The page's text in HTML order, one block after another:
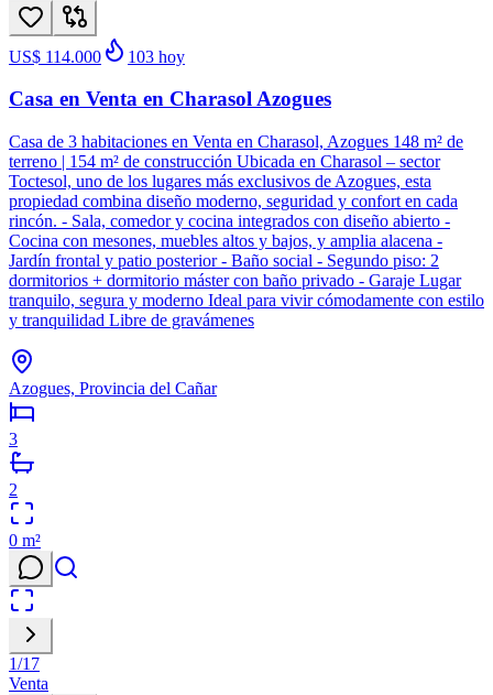
US$ 114.000 103 hoy
Casa en Venta en Charasol Azogues
Casa de 3 habitaciones en Venta en Charasol, Azogues 148 m² de
terreno | 154 m² de construcción Ubicada en Charasol – sector
Toctesol, uno de los lugares más exclusivos de Azogues, esta
propiedad combina diseño moderno, seguridad y confort en cada
rincón. - Sala, comedor y cocina integrados con diseño abierto -
Cocina con mesones, muebles altos y bajos, y amplia alacena -
Jardín frontal y patio posterior - Baño social - Segundo piso: 2
dormitorios + dormitorio máster con baño privado - Garaje Lugar
tranquilo, segura y moderno Ideal para vivir cómodamente con estilo
y tranquilidad Libre de gravámenes
Azogues, Provincia del Cañar
3
2
0 m²
1/17
Venta